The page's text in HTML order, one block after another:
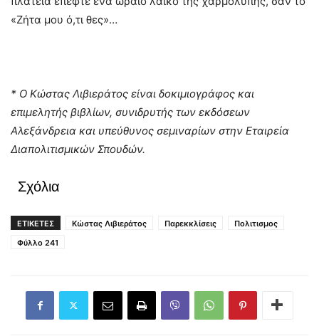
«Ζήτα μου ό,τι θες»…
* Ο Κώστας Λιβιεράτος είναι δοκιμιογράφος και
επιμελητής βιβλίων, συνιδρυτής των εκδόσεων
Αλεξάνδρεια και υπεύθυνος σεμιναρίων στην Εταιρεία
Διαπολιτισμικών Σπουδών.
Σχόλια
ΕΤΙΚΕΤΕΣ Κώστας Λιβιεράτος Παρεκκλίσεις
Πολιτισμος
Φύλλο 241